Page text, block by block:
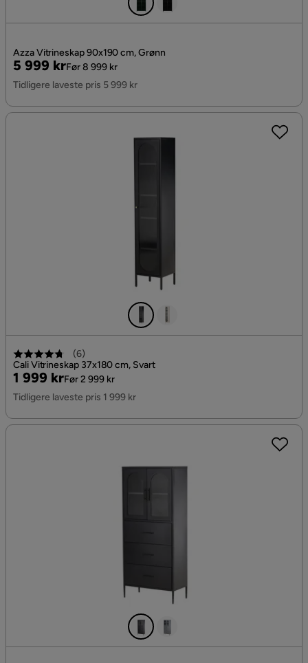
Azza Vitrineskap 90x190 cm, Grønn
Pris
5 999 kr
Original
Pris
Før 8 999 kr
Tidligere laveste pris 5 999 kr
(6)
Cali Vitrineskap 37x180 cm, Svart
Pris
1 999 kr
Original
Pris
Før 2 999 kr
Tidligere laveste pris 1 999 kr